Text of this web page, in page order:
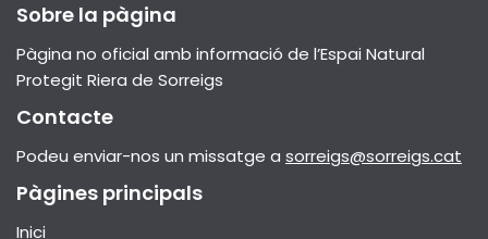
Sobre la pàgina
Pàgina no oficial amb informació de l’Espai Natural
Protegit Riera de Sorreigs
Contacte
Podeu enviar-nos un missatge a sorreigs@sorreigs.cat
Pàgines principals
Inici